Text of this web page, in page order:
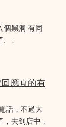
個黑洞 有同
」
應真的有
話，不過大
去到店中，